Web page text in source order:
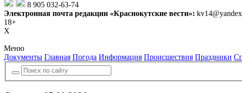
8 905 032-63-74
Электронная почта редакции «Краснокутские вести»:
18+
X
Меню
Документы Главная Погода Информация Происшествия Праздники